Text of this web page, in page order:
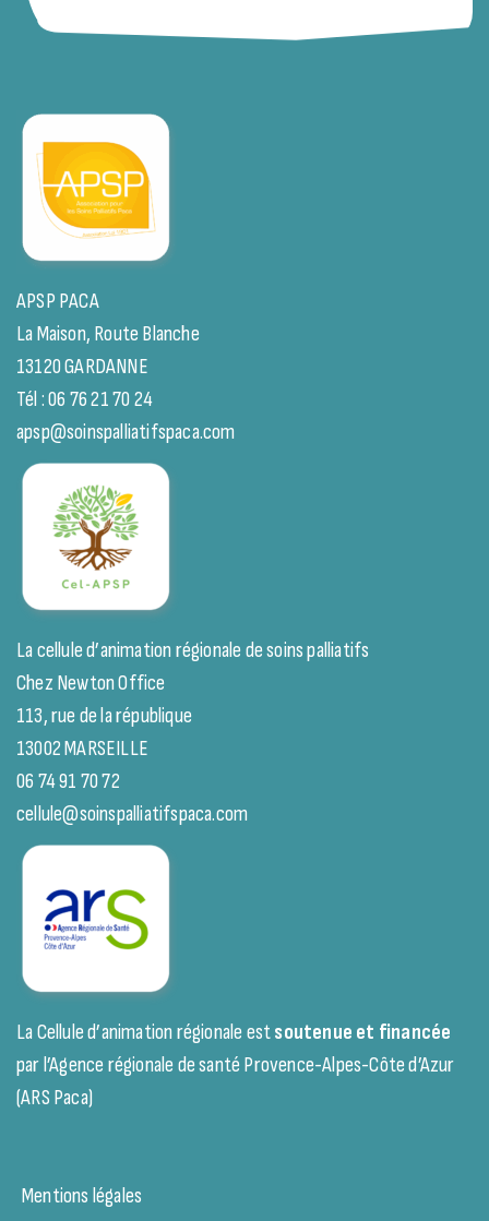
APSP PACA
La Maison, Route Blanche
13120 GARDANNE
Tél : 06 76 21 70 24
apsp@soinspalliatifspaca.com
La cellule d’animation régionale de soins palliatifs
Chez Newton Office
113, rue de la république
13002 MARSEILLE
06 74 91 70 72
cellule@soinspalliatifspaca.com
La Cellule d’animation régionale estsoutenue et financée
par l’Agence régionale de santé Provence-Alpes-Côte d’Azur
(ARS Paca)
Mentions légales